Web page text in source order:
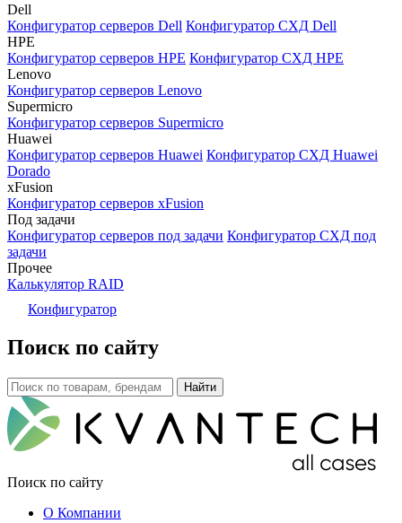
Dell
Конфигуратор серверов Dell Конфигуратор СХД Dell
HPE
Конфигуратор серверов HPE Конфигуратор СХД HPE
Lenovo
Конфигуратор серверов Lenovo
Supermicro
Конфигуратор серверов Supermicro
Huawei
Конфигуратор серверов Huawei Конфигуратор СХД Huawei
Dorado
xFusion
Конфигуратор серверов xFusion
Под задачи
Конфигуратор серверов под задачи Конфигуратор СХД под
задачи
Прочее
Калькулятор RAID
Конфигуратор
Поиск по сайту
Поиск по сайту
О Компании